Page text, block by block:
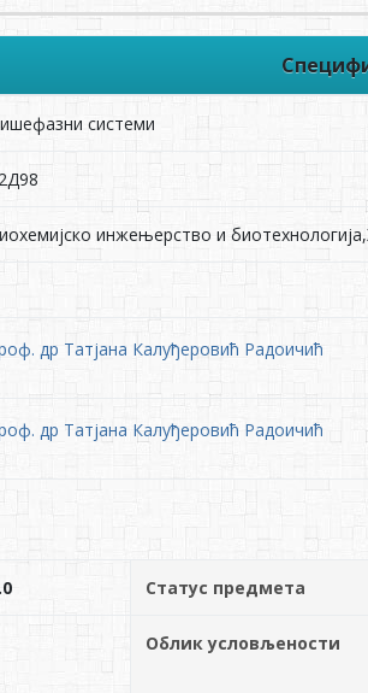
системи
инжењерство и
др Татјана Калуђеровић Радоичић
др Татјана Калуђеровић Радоичић
Статус предмета
Облик условљености